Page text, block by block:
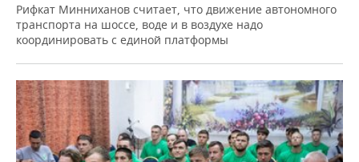
Рифкат Минниханов считает, что движение автономного
транспорта на шоссе, воде и в воздухе надо
координировать с единой платформы